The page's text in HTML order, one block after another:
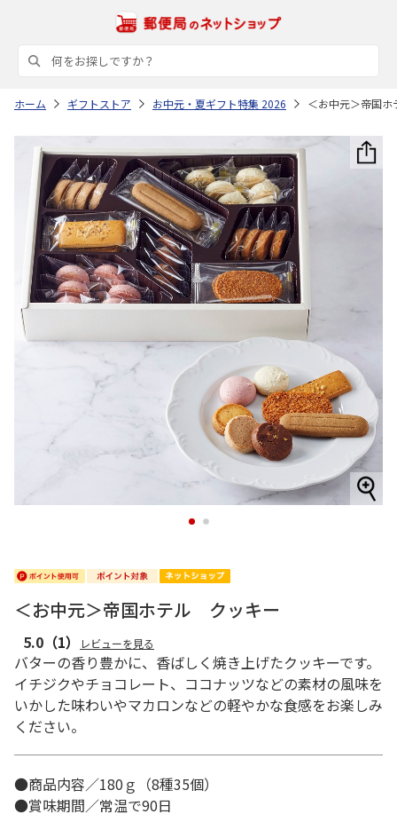
ホーム ギフトストア お中元・夏ギフト特集 2026 ＜お中元＞帝国
1 2
＜お中元＞帝国ホテル クッキー
5.0 （1） レビューを見る
バターの香り豊かに、香ばしく焼き上げたクッキーです。
イチジクやチョコレート、ココナッツなどの素材の風味を
いかした味わいやマカロンなどの軽やかな食感をお楽しみ
ください。
●商品内容／180ｇ（8種35個）
●賞味期間／常温で90日